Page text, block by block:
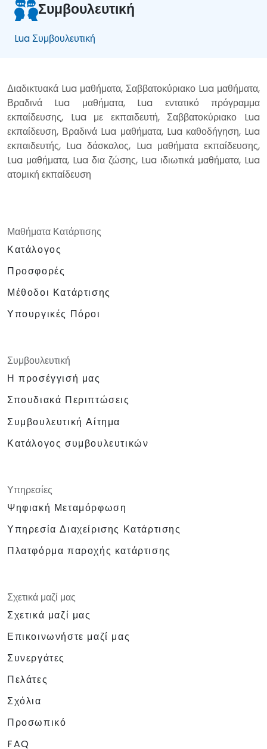
Συμβουλευτική
Lua Συμβουλευτική
Διαδικτυακά Lua μαθήματα, Σαββατοκύριακο Lua μαθήματα,
Βραδινά Lua μαθήματα, Lua εντατικό πρόγραμμα
εκπαίδευσης, Lua με εκπαιδευτή, Σαββατοκύριακο Lua
εκπαίδευση, Βραδινά Lua μαθήματα, Lua καθοδήγηση, Lua
εκπαιδευτής, Lua δάσκαλος, Lua μαθήματα εκπαίδευσης,
Lua μαθήματα, Lua δια ζώσης, Lua ιδιωτικά μαθήματα, Lua
ατομική εκπαίδευση
Μαθήματα Κατάρτισης
Κατάλογος
Προσφορές
Μέθοδοι Κατάρτισης
Υπουργικές Πόροι
Συμβουλευτική
Η προσέγγισή μας
Σπουδιακά Περιπτώσεις
Συμβουλευτική Αίτημα
Κατάλογος συμβουλευτικών
Υπηρεσίες
Ψηφιακή Μεταμόρφωση
Υπηρεσία Διαχείρισης Κατάρτισης
Πλατφόρμα παροχής κατάρτισης
Σχετικά μαζί μας
Σχετικά μαζί μας
Επικοινωνήστε μαζί μας
Συνεργάτες
Πελάτες
Σχόλια
Προσωπικό
FAQ